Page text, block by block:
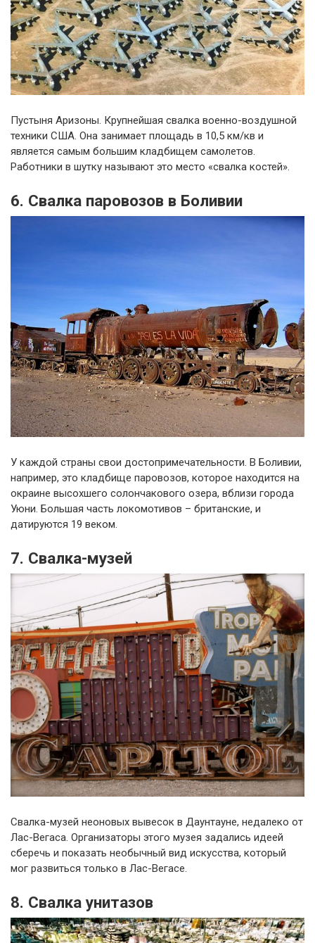
Пустыня Аризоны. Крупнейшая свалка военно-воздушной
техники США. Она занимает площадь в 10,5 км/кв и
является самым большим кладбищем самолетов.
Работники в шутку называют это место «свалка костей».
6. Свалка паровозов в Боливии
У каждой страны свои достопримечательности. В Боливии,
например, это кладбище паровозов, которое находится на
окраине высохшего солончакового озера, вблизи города
Уюни. Большая часть локомотивов – британские, и
датируются 19 веком.
7. Свалка-музей
Свалка-музей неоновых вывесок в Даунтауне, недалеко от
Лас-Вегаса. Организаторы этого музея задались идеей
сберечь и показать необычный вид искусства, который
мог развиться только в Лас-Вегасе.
8. Свалка унитазов